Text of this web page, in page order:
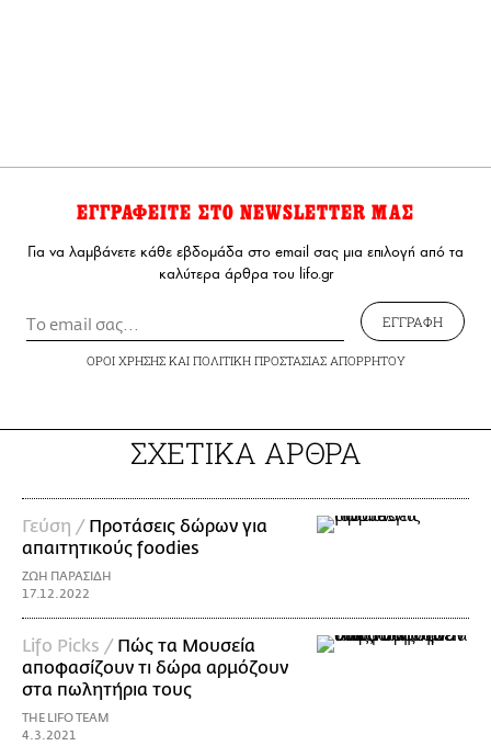
ΕΓΓΡΑΦΕΙΤΕ ΣΤΟ NEWSLETTER ΜΑΣ
Για να λαμβάνετε κάθε εβδομάδα στο email σας μια επιλογή από τα
καλύτερα άρθρα του lifo.gr
ΕΓΓΡΑΦΗ
ΟΡΟΙ ΧΡΗΣΗΣΚΑΙ ΠΟΛΙΤΙΚΗ ΠΡΟΣΤΑΣΙΑΣ ΑΠΟΡΡΗΤΟΥ
ΣΧΕΤΙΚΑ ΑΡΘΡΑ
Γεύση / Προτάσεις δώρων για
απαιτητικούς foodies
ΖΩΗ ΠΑΡΑΣΙΔΗ
17.12.2022
Lifo Picks / Πώς τα Μουσεία
αποφασίζουν τι δώρα αρμόζουν
στα πωλητήρια τους
THE LIFO TEAM
4.3.2021